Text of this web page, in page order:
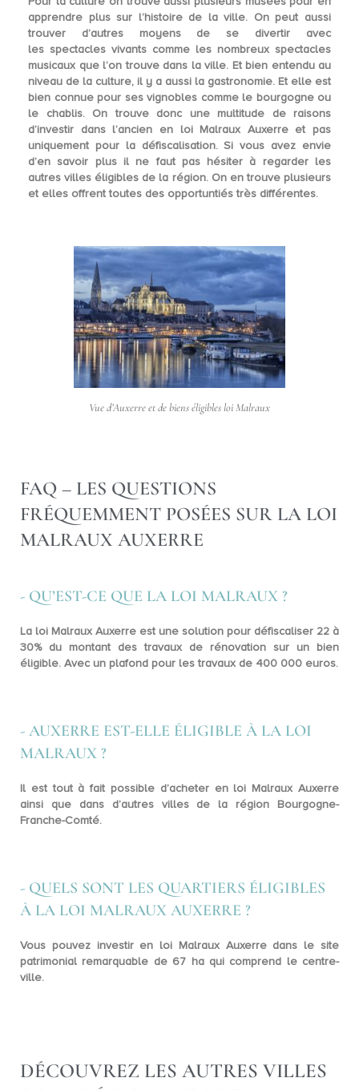
apprendre plus sur l’histoire de la ville. On peut aussi
trouver d’autres moyens de se divertir avec
les spectacles vivants comme les nombreux spectacles
musicaux que l’on trouve dans la ville. Et bien entendu au
niveau de la culture, il y a aussi la gastronomie. Et elle est
bien connue pour ses vignobles comme le bourgogne ou
le chablis. On trouve donc une multitude de raisons
d’investir dans l’ancien en loi Malraux Auxerreet pas
uniquement pour la défiscalisation. Si vous avez envie
d’en savoir plus il ne faut pas hésiter à regarder les
autres villes éligibles de la région. On en trouve plusieurs
et elles offrent toutes des opportuntiés très différentes.
Vue d’Auxerre et de biens éligibles loi Malraux
FAQ – LES QUESTIONS
FRÉQUEMMENT POSÉES SUR LA LOI
MALRAUX AUXERRE
- QU’EST-CE QUE LA LOI MALRAUX ?
La loi Malraux Auxerre est une solution pour défiscaliser 22 à
30%du montant des travaux de rénovation sur un bien
éligible. Avec un plafond pour les travaux de 400 000 euros.
- AUXERRE EST-ELLE ÉLIGIBLE À LA LOI
MALRAUX ?
Il est tout à fait possible d’acheter en loi Malraux Auxerre
ainsi que dans d’autres villes de la région Bourgogne-
Franche-Comté.
- QUELS SONT LES QUARTIERS ÉLIGIBLES
À LA LOI MALRAUX AUXERRE ?
Vous pouvez investir en loi Malraux Auxerre dans le site
patrimonial remarquable de 67 ha qui comprend le centre-
ville.
DÉCOUVREZ LES AUTRES VILLES